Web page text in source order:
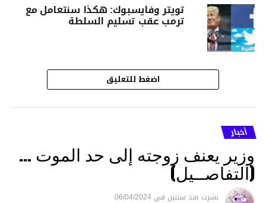
تويتر وفايسبوك: هكذا سنتعامل مع
ترمب عقب تسليم السلطة
اضغط للتعليق
أخبار
وزير يعنف زوجته إلى حد الموت …
(التفاصــيل)
نشرت منذ سنتين فى 06/04/2024